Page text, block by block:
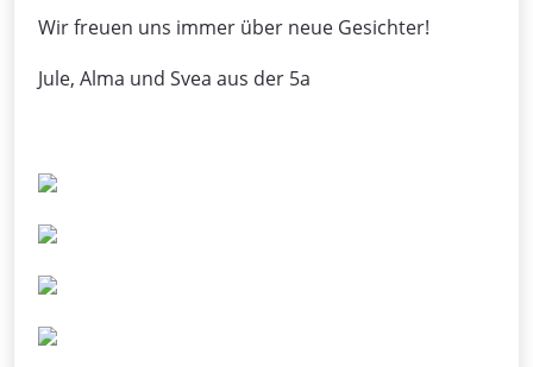
Wir freuen uns immer über neue Gesichter!
Jule, Alma und Svea aus der 5a